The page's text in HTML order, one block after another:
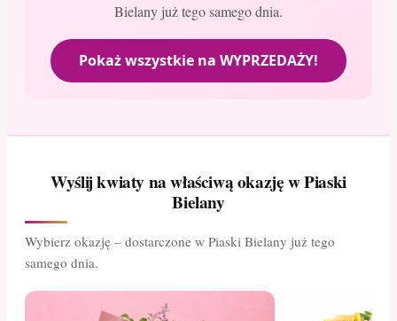
Bielany już tego samego dnia.
Pokaż wszystkie na WYPRZEDAŻY!
Wyślij kwiaty na właściwą okazję w Piaski
Bielany
Wybierz okazję – dostarczone w Piaski Bielany już tego
samego dnia.